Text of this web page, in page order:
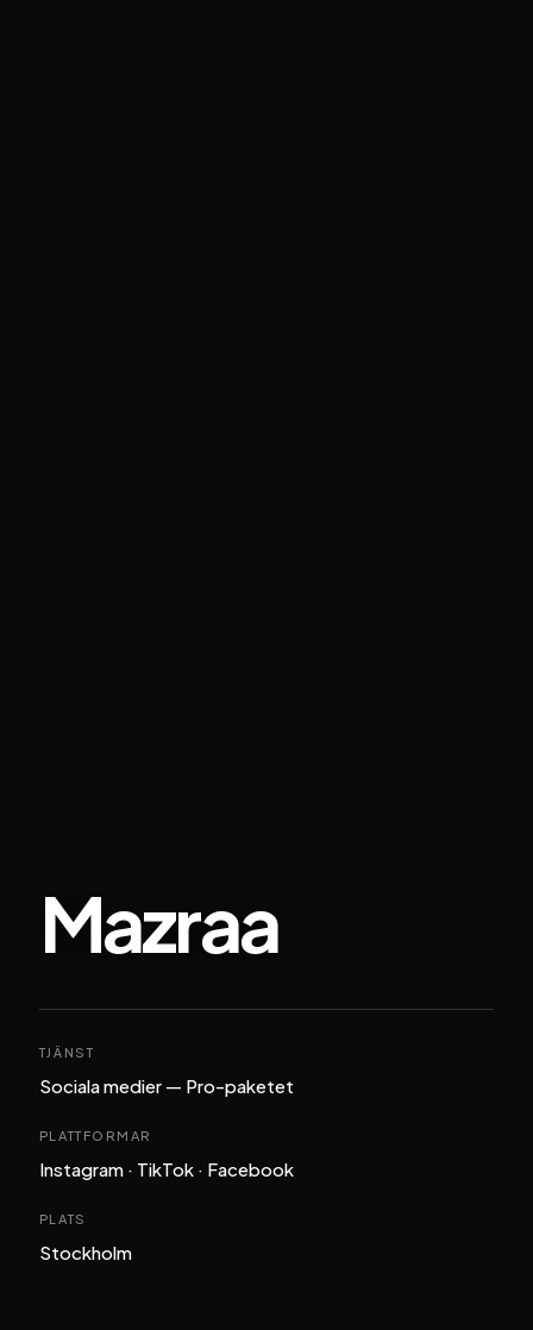
Mazraa
TJÄNST
Sociala medier — Pro-paketet
PLATTFORMAR
Instagram · TikTok · Facebook
PLATS
Stockholm